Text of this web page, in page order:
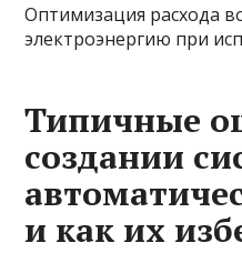
Оптимизация расхода
электроэнергию при
Типичные
создании
и как их